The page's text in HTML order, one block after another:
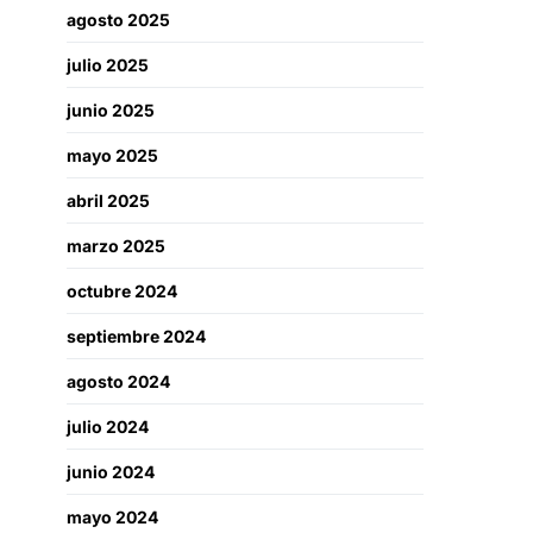
agosto 2025
julio 2025
junio 2025
mayo 2025
abril 2025
marzo 2025
octubre 2024
septiembre 2024
agosto 2024
julio 2024
junio 2024
mayo 2024